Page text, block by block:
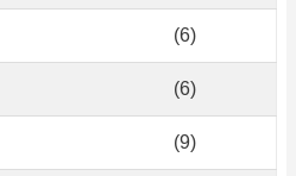
(6)
(6)
(9)